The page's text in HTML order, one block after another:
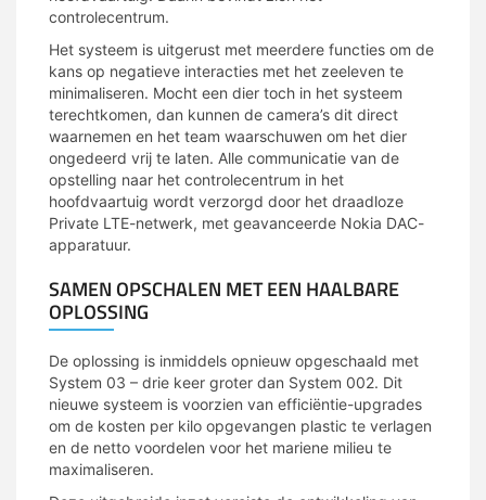
controlecentrum.
Het systeem is uitgerust met meerdere functies om de
kans op negatieve interacties met het zeeleven te
minimaliseren. Mocht een dier toch in het systeem
terechtkomen, dan kunnen de camera’s dit direct
waarnemen en het team waarschuwen om het dier
ongedeerd vrij te laten. Alle communicatie van de
opstelling naar het controlecentrum in het
hoofdvaartuig wordt verzorgd door het draadloze
Private LTE-netwerk, met geavanceerde Nokia DAC-
apparatuur.
SAMEN OPSCHALEN MET EEN HAALBARE
OPLOSSING
De oplossing is inmiddels opnieuw opgeschaald met
System 03 – drie keer groter dan System 002. Dit
nieuwe systeem is voorzien van efficiëntie-upgrades
om de kosten per kilo opgevangen plastic te verlagen
en de netto voordelen voor het mariene milieu te
maximaliseren.